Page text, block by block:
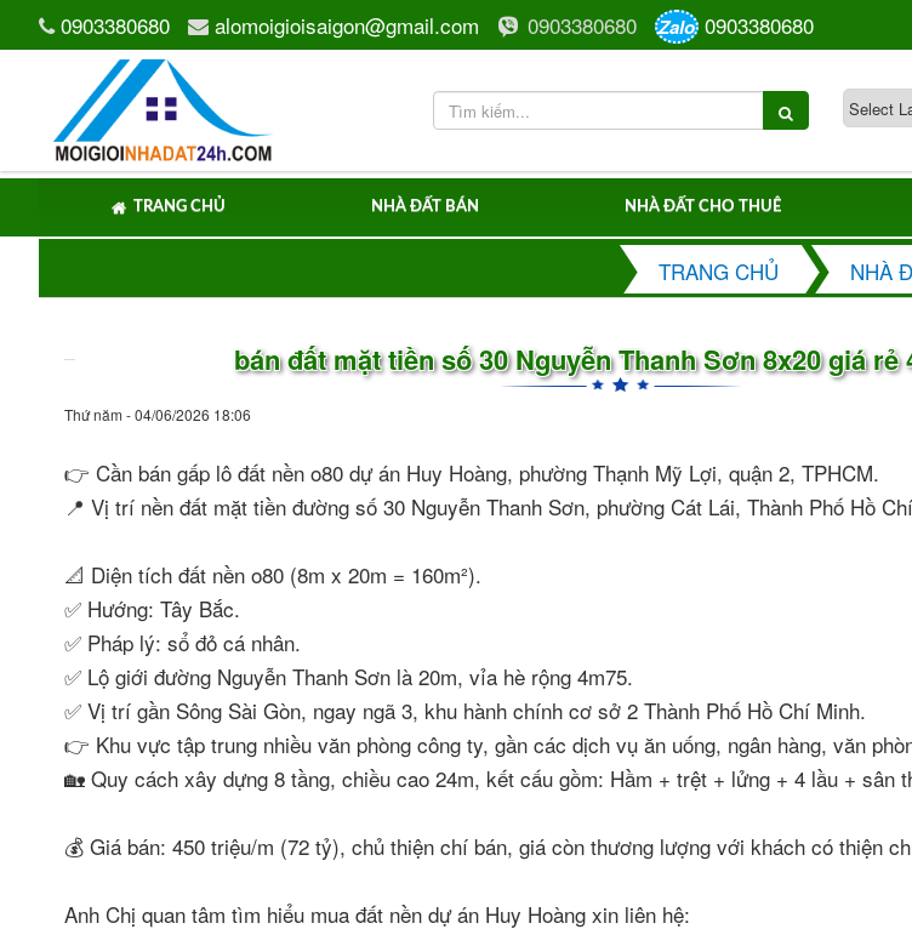
0903380680 alomoigioisaigon@gmail.com 0903380680 Zalo 0903380680
TRANG CHỦ NHÀ ĐẤT BÁN NHÀ ĐẤT CHO THUÊ
TRANG CHỦ NHÀ
bán đất mặt tiền số 30 Nguyễn Thanh Sơn 8x20 giá rẻ
Thứ năm - 04/06/2026 18:06
👉 Cần bán gấp lô đất nền o80 dự án Huy Hoàng, phường Thạnh Mỹ Lợi, quận 2, TPHCM.
📍 Vị trí nền đất mặt tiền đường số 30 Nguyễn Thanh Sơn, phường Cát Lái, Thành Phố Hồ
📐 Diện tích đất nền o80 (8m x 20m = 160m²).
✅ Hướng: Tây Bắc.
✅ Pháp lý: sổ đỏ cá nhân.
✅ Lộ giới đường Nguyễn Thanh Sơn là 20m, vỉa hè rộng 4m75.
✅ Vị trí gần Sông Sài Gòn, ngay ngã 3, khu hành chính cơ sở 2 Thành Phố Hồ Chí Minh.
👉 Khu vực tập trung nhiều văn phòng công ty, gần các dịch vụ ăn uống, ngân hàng, văn
🏡 Quy cách xây dựng 8 tầng, chiều cao 24m, kết cấu gồm: Hầm + trệt + lửng + 4 lầu + sân
💰 Giá bán: 450 triệu/m (72 tỷ), chủ thiện chí bán, giá còn thương lượng với khách có thiện
Anh Chị quan tâm tìm hiểu mua đất nền dự án Huy Hoàng xin liên hệ: